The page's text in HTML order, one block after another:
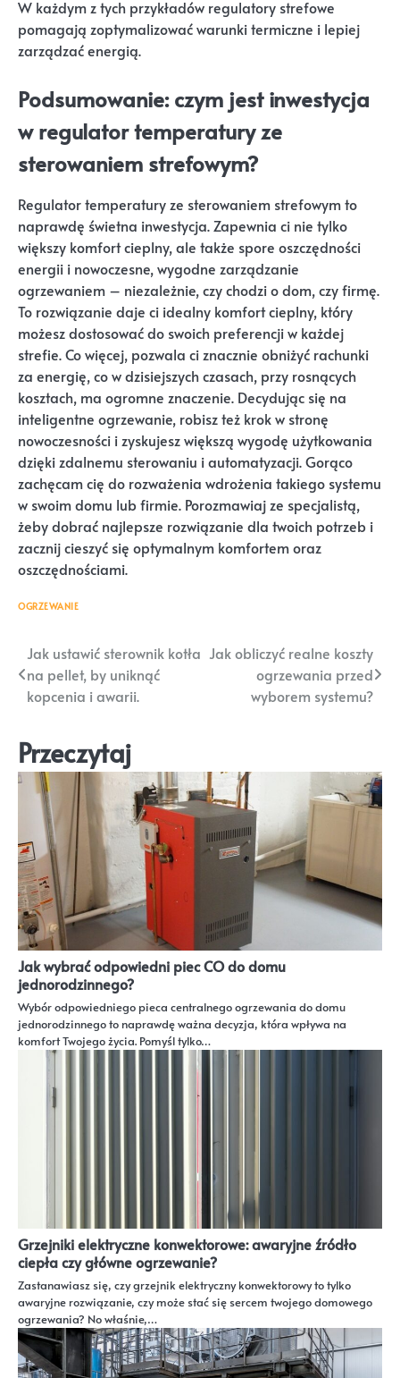
W każdym z tych przykładów regulatory strefowe
pomagają zoptymalizować warunki termiczne i lepiej
zarządzać energią.
Podsumowanie: czym jest inwestycja
w regulator temperatury ze
sterowaniem strefowym?
Regulator temperatury ze sterowaniem strefowym to
naprawdę świetna inwestycja. Zapewnia ci nie tylko
większy komfort cieplny, ale także spore oszczędności
energii i nowoczesne, wygodne zarządzanie
ogrzewaniem – niezależnie, czy chodzi o dom, czy firmę.
To rozwiązanie daje ci idealny komfort cieplny, który
możesz dostosować do swoich preferencji w każdej
strefie. Co więcej, pozwala ci znacznie obniżyć rachunki
za energię, co w dzisiejszych czasach, przy rosnących
kosztach, ma ogromne znaczenie. Decydując się na
inteligentne ogrzewanie, robisz też krok w stronę
nowoczesności i zyskujesz większą wygodę użytkowania
dzięki zdalnemu sterowaniu i automatyzacji. Gorąco
zachęcam cię do rozważenia wdrożenia takiego systemu
w swoim domu lub firmie. Porozmawiaj ze specjalistą,
żeby dobrać najlepsze rozwiązanie dla twoich potrzeb i
zacznij cieszyć się optymalnym komfortem oraz
oszczędnościami.
OGRZEWANIE
Nawigacja
wpisu
Jak ustawić sterownik kotła
na pellet, by uniknąć
kopcenia i awarii.
Jak obliczyć realne koszty
ogrzewania przed
wyborem systemu?
Przeczytaj
Jak wybrać odpowiedni piec CO do domu
jednorodzinnego?
Wybór odpowiedniego pieca centralnego ogrzewania do domu
jednorodzinnego to naprawdę ważna decyzja, która wpływa na
komfort Twojego życia. Pomyśl tylko…
Grzejniki elektryczne konwektorowe: awaryjne źródło
ciepła czy główne ogrzewanie?
Zastanawiasz się, czy grzejnik elektryczny konwektorowy to tylko
awaryjne rozwiązanie, czy może stać się sercem twojego domowego
ogrzewania? No właśnie,…